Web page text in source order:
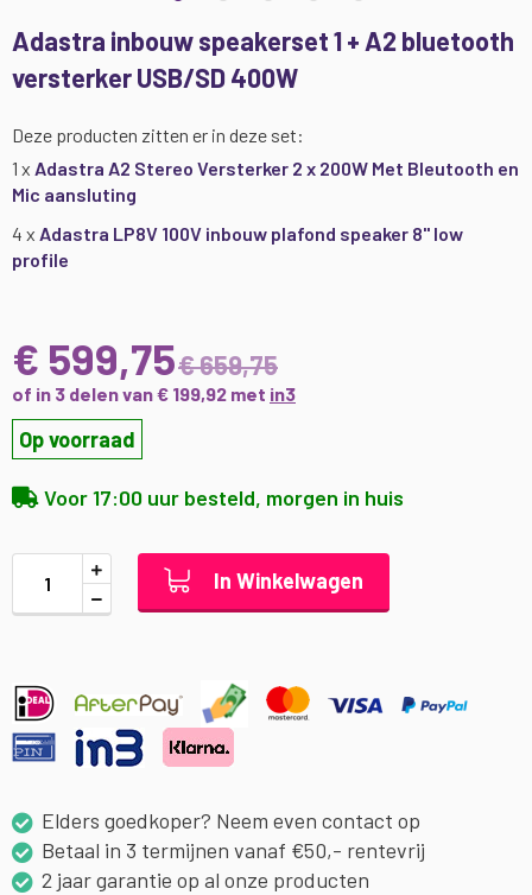
Adastra inbouw speakerset 1 + A2 bluetooth
versterker USB/SD 400W
Deze producten zitten er in deze set:
1 x Adastra A2 Stereo Versterker 2 x 200W Met Bleutooth en
Mic aansluting
4 x Adastra LP8V 100V inbouw plafond speaker 8" low
profile
€ 599,75€ 659,75
of in 3 delen van € 199,92 met in3
Op voorraad
Voor 17:00 uur besteld, morgen in huis
In Winkelwagen
Elders goedkoper? Neem even contact op
Betaal in 3 termijnen vanaf €50,- rentevrij
2 jaar garantie op al onze producten
naar
het
van
afbeeldingen-
gallerij